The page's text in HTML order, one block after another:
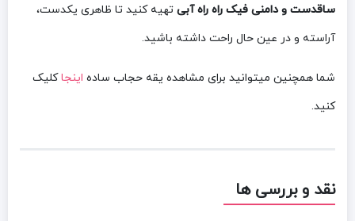
ساقدست و دامنی فیک راه راه آبی تهیه کنید تا ظاهری یکدست،
آراسته و در عین حال راحت داشته باشید.
شما همچنین میتوانید برای مشاهده یقه حجاب ساده اینجاکلیک
کنید.
نقد و بررسی ها